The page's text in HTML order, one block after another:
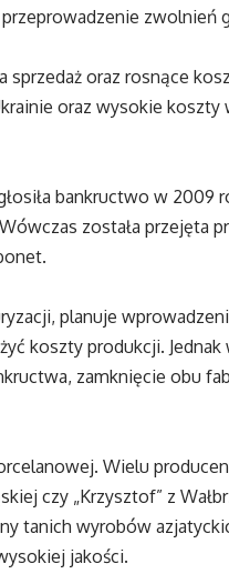
zwolnień
sprzedaż oraz rosnące
oraz wysokie koszty
bankructwo w 2009
została przejęta
planuje
koszty produkcji. Jednak
zamknięcie obu
Wielu
czy „Krzysztof” z
tanich wyrobów
jakości.